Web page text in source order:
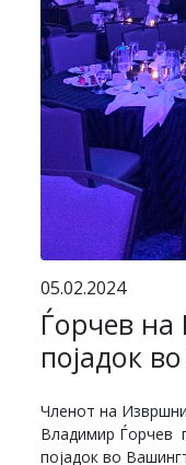
05.02.2024
Ѓорчев
појадок
Членот на
Владимир Ѓорчев
појадок во